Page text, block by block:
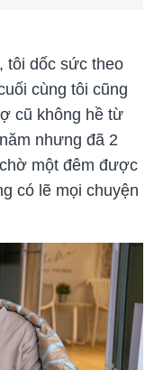
tôi dốc sức theo
cùng tôi cũng
cũ không hề từ
nhưng đã 2
một đêm được
có lẽ mọi chuyện